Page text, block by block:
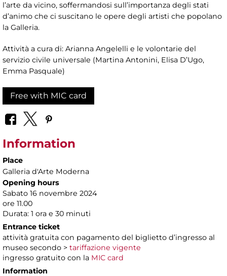
l’arte da vicino, soffermandosi sull’importanza degli stati
d’animo che ci suscitano le opere degli artisti che popolano
la Galleria.
Attività a cura di: Arianna Angelelli e le volontarie del
servizio civile universale (Martina Antonini, Elisa D’Ugo,
Emma Pasquale)
Free with MIC card
Information
Place
Galleria d'Arte Moderna
Opening hours
Sabato 16 novembre 2024
ore 11.00
Durata: 1 ora e 30 minuti
Entrance ticket
attività gratuita con pagamento del biglietto d’ingresso al
museo secondo > tariffazione vigente
ingresso gratuito con la MIC card
Information